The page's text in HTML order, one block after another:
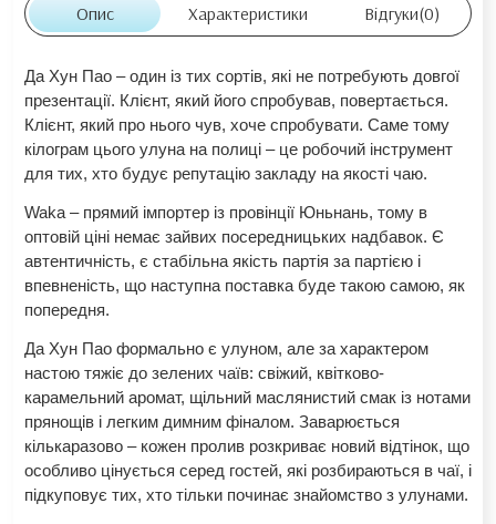
Опис Характеристики Відгуки(0)
Да Хун Пао – один із тих сортів, які не потребують довгої
презентації. Клієнт, який його спробував, повертається.
Клієнт, який про нього чув, хоче спробувати. Саме тому
кілограм цього улуна на полиці – це робочий інструмент
для тих, хто будує репутацію закладу на якості чаю.
Waka – прямий імпортер із провінції Юньнань, тому в
оптовій ціні немає зайвих посередницьких надбавок. Є
автентичність, є стабільна якість партія за партією і
впевненість, що наступна поставка буде такою самою, як
попередня.
Да Хун Пао формально є улуном, але за характером
настою тяжіє до зелених чаїв: свіжий, квітково-
карамельний аромат, щільний маслянистий смак із нотами
прянощів і легким димним фіналом. Заварюється
кількаразово – кожен пролив розкриває новий відтінок, що
особливо цінується серед гостей, які розбираються в чаї, і
підкуповує тих, хто тільки починає знайомство з улунами.